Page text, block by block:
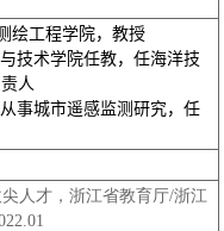
绘工程学院，教授
技术学院任教，任海洋技
人
事城市遥感监测研究，任
人才，浙江省教育厅/浙江